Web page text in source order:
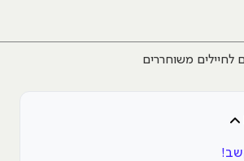
לחיילים משוחררים